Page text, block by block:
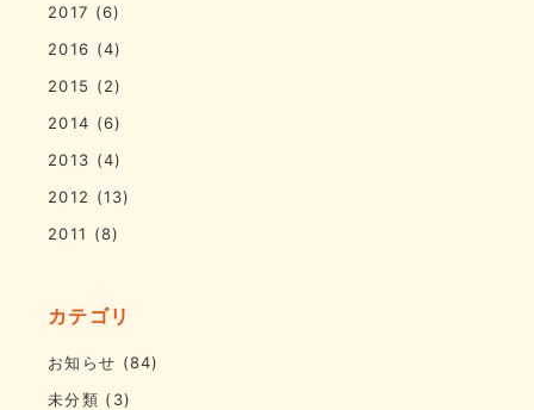
2017 (6)
2016 (4)
2015 (2)
2014 (6)
2013 (4)
2012 (13)
2011 (8)
カテゴリ
お知らせ (84)
未分類 (3)